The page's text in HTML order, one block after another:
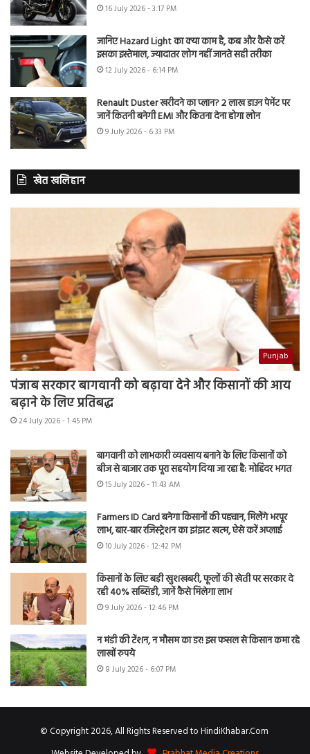
16 July 2026 - 3:17 PM
जानिए Hazard Light का क्या काम है, कब और कैसे करें
इसका इस्तेमाल, ज्यादातर लोग नहीं जानते सही तरीका
12 July 2026 - 6:14 PM
Renault Duster खरीदने का प्लान? 2 लाख डाउन पेमेंट पर
जानें कितनी बनेगी EMI और कितना देना होगा लोन
9 July 2026 - 6:33 PM
खेत खलिहान
Punjab
पंजाब सरकार बागवानी को बढ़ावा देने और किसानों की आय
बढ़ाने के लिए प्रतिबद्ध
24 July 2026 - 1:45 PM
बागवानी को लाभकारी व्यवसाय बनाने के लिए किसानों को
बीज से बाजार तक पूरा सहयोग दिया जा रहा है: मोहिंदर भगत
15 July 2026 - 11:43 AM
Farmers ID Card बनेगा किसानों की पहचान, मिलेंगे भरपूर
लाभ, बार-बार रजिस्ट्रेशन का झंझट खत्म, ऐसे करें अप्लाई
10 July 2026 - 12:42 PM
किसानों के लिए बड़ी खुशखबरी, फूलों की खेती पर सरकार दे
रही 40% सब्सिडी, जानें कैसे मिलेगा लाभ
9 July 2026 - 12:46 PM
न मंडी की टेंशन, न मौसम का डर! इस फसल से किसान कमा रहे
लाखों रुपये
8 July 2026 - 6:07 PM
© Copyright 2026, All Rights Reserved to HindiKhabar.Com